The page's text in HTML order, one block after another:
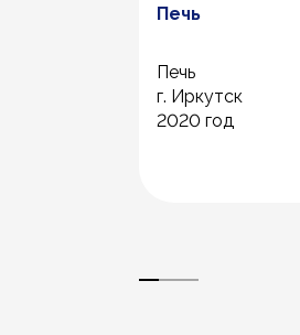
Печь
Печь
г. Иркутск
2020 год